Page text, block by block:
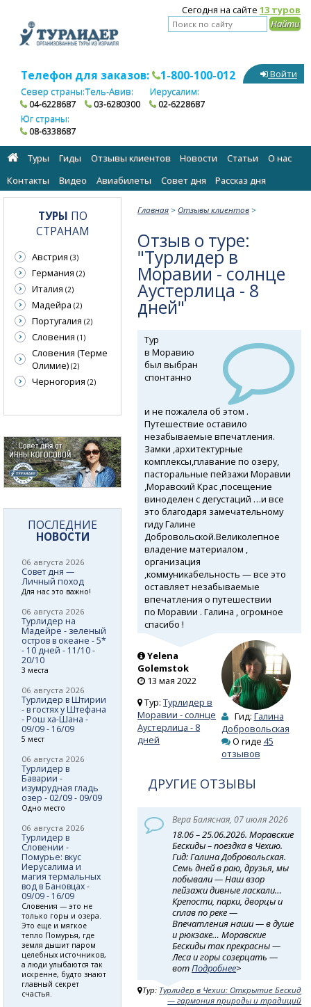
Сегодня на сайте 13 туров
Телефон для заказов: 1-800-100-012
Север страны:
04-6228687
Тель-Авив:
03-6280300
Иерусалим:
02-6228687
Юг страны:
08-6338687
Войти
Туры Гиды Отзывы клиентов Новости Статьи
О нас
Контакты
Видео Авиабилеты Cовет дня Рассказ дня
Главная > Отзывы клиентов >
Отзыв о туре:
"Турлидер в
Моравии - солнце
Аустерлица - 8
дней"
Тур
в Моравию
был выбран
спонтанно
и не пожалела об этом .
Путешествие оставило
незабываемые впечатления.
Замки ,архитектурные
комплексы,плавание по озеру,
пасторальные пейзажи Моравии
,Моравский Крас ,посещение
виноделен с дегустаций …и все
это благодаря замечательному
гиду Галине
Добровольской.Великолепное
владение материалом ,
организация
,коммуникабельность — все это
оставляет незабываемые
впечатления о путешествии
по Моравии . Галина , огромное
спасибо !
Yelena
Golemstok
13 мая 2022
Тур:Турлидер в
Моравии - солнце
Аустерлица - 8
дней
Гид: Галина
Добровольская
О гиде 45
отзывов
ДРУГИЕ ОТЗЫВЫ
Вера Балясная, 07 июля 2026
18.06 – 25.06.2026. Моравские
Бескиды – поездка в Чехию.
Гид: Галина Добровольская.
Семь дней в раю, друзья, мы
побывали — Наш взор
пейзажи дивные ласкали…
Крепости, парки, дворцы и
сплав по реке —
Впечатления наши — в душе
и рюкзаке… Моравские
Бескиды так прекрасны —
Леса и горы созерцать —
вотПодробнее>
Тур: Турлидер в Чехии: Открытие Бескид
— гармония природы и традиций
ТУРЫ ПО
СТРАНАМ
Австрия (3)
Германия (2)
Италия (2)
Мадейра (2)
Португалия (2)
Словения (1)
Словения (Терме
Олимие) (2)
Черногория (2)
ПОСЛЕДНИЕ
НОВОСТИ
06 августа 2026
Совет дня —
Личный поход
Для нас это важно!
06 августа 2026
Турлидер на
Мадейре - зеленый
остров в океане - 5*
- 10 дней - 11/10 -
20/10
3 места
06 августа 2026
Турлидер в Штирии
- в гостях у Штефана
- Рош ха-Шана -
09/09 - 16/09
5 мест
06 августа 2026
Турлидер в
Баварии -
изумрудная гладь
озер - 02/09 - 09/09
Одно место
06 августа 2026
Турлидер в
Словении -
Помурье: вкус
Иерусалима и
магия термальных
вод в Бановцах -
09/09 - 16/09
Словения — это не
только горы и озера.
Это еще и мягкое
тепло Помурья, где
земля дышит паром
целебных источников,
а люди улыбаются так
искренне, будто знают
главный секрет
счастья.